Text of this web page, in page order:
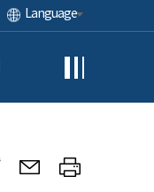
Language